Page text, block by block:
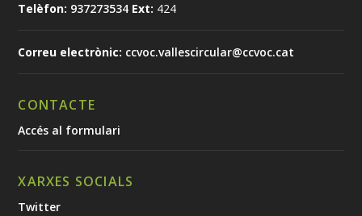
Telèfon: 937273534 Ext: 424
Correu electrònic: ccvoc.vallescircular@ccvoc.cat
CONTACTE
Accés al formulari
XARXES SOCIALS
Twitter